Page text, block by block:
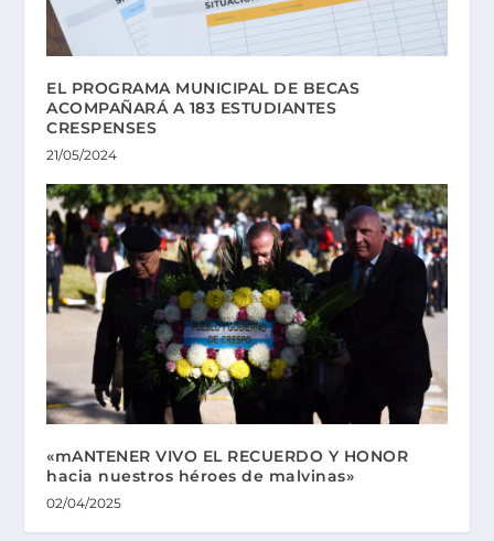
EL PROGRAMA MUNICIPAL DE BECAS
ACOMPAÑARÁ A 183 ESTUDIANTES
CRESPENSES
21/05/2024
«mANTENER VIVO EL RECUERDO Y HONOR
hacia nuestros héroes de malvinas»
02/04/2025